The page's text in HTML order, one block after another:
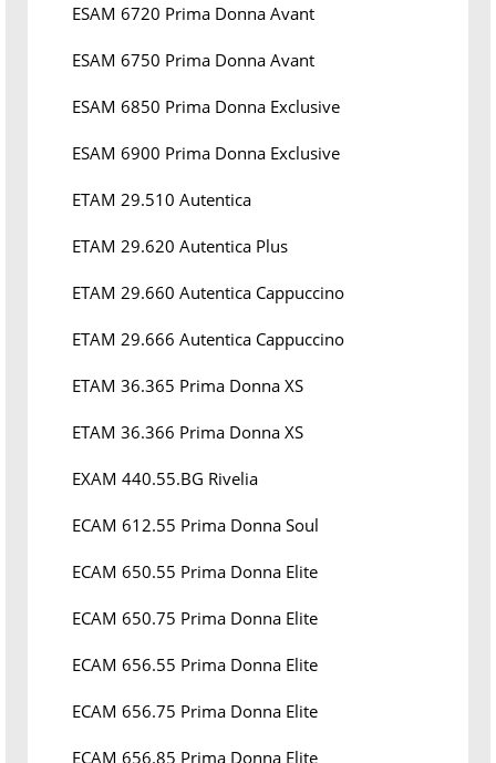
ESAM 6720 Prima Donna Avant
ESAM 6750 Prima Donna Avant
ESAM 6850 Prima Donna Exclusive
ESAM 6900 Prima Donna Exclusive
ETAM 29.510 Autentica
ETAM 29.620 Autentica Plus
ETAM 29.660 Autentica Cappuccino
ETAM 29.666 Autentica Cappuccino
ETAM 36.365 Prima Donna XS
ETAM 36.366 Prima Donna XS
EXAM 440.55.BG Rivelia
ECAM 612.55 Prima Donna Soul
ECAM 650.55 Prima Donna Elite
ECAM 650.75 Prima Donna Elite
ECAM 656.55 Prima Donna Elite
ECAM 656.75 Prima Donna Elite
ECAM 656.85 Prima Donna Elite